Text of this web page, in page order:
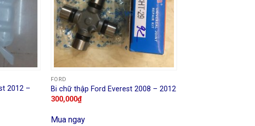
2012 –
FORD
Bi chữ thập Ford Everest 2008 – 2012
300,000₫
Mua ngay